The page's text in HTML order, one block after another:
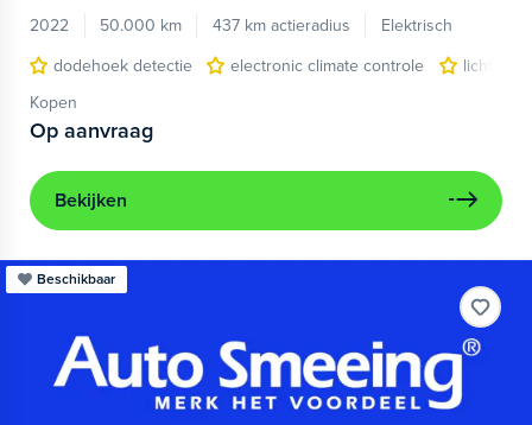
2022
50.000 km 437 km actieradius
Elektrisch
dodehoek detectie
electronic climate controle
Kopen
Op aanvraag
Bekijken
Beschikbaar